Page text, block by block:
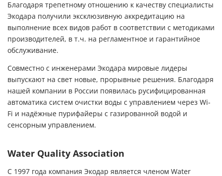
Благодаря трепетному отношению к качеству специалисты
Экодара получили эксклюзивную аккредитацию на
выполнение всех видов работ в соответствии с методиками
производителей, в т.ч. на регламентное и гарантийное
обслуживание.
Совместно с инженерами Экодара мировые лидеры
выпускают на свет новые, прорывные решения. Благодаря
нашей компании в России появилась русифицированная
автоматика систем очистки воды с управлением через Wi-
Fi и надёжные пурифайеры с газированной водой и
сенсорным управлением.
Water Quality Association
С 1997 года компания Экодар является членом Water